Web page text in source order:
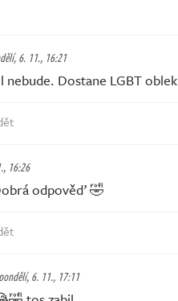
6. 11., 16:21
nebude. Dostane LGBT oblek
16:26
odpověď 🤣
pondělí, 6. 11., 17:11